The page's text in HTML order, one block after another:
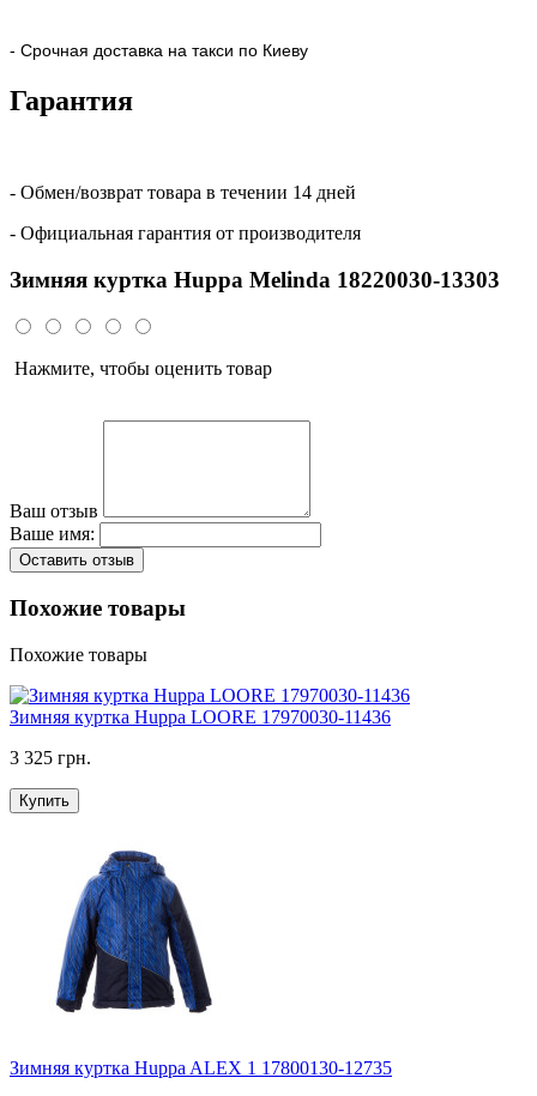
- Срочная доставка на такси по Киеву
Гарантия
- Обмен/возврат товара в течении 14 дней
- Официальная гарантия от производителя
Зимняя куртка Huppa Melinda 18220030-13303
Нажмите, чтобы оценить товар
Ваш отзыв
Ваше имя:
Оставить отзыв
Похожие товары
Похожие товары
Зимняя куртка Huppa LOORE 17970030-11436
3 325 грн.
Купить
Зимняя куртка Huppa ALEX 1 17800130-12735